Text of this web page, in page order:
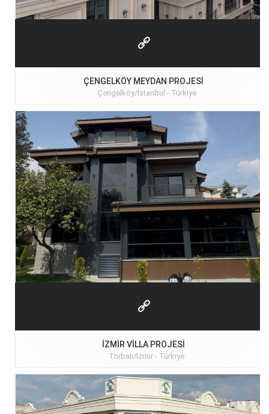
ÇENGELKÖY MEYDAN PROJESI
Çengelköy/İstanbul - Türkiye
İZMIR VILLA PROJESI
Torbalı/İzmir - Türkiye